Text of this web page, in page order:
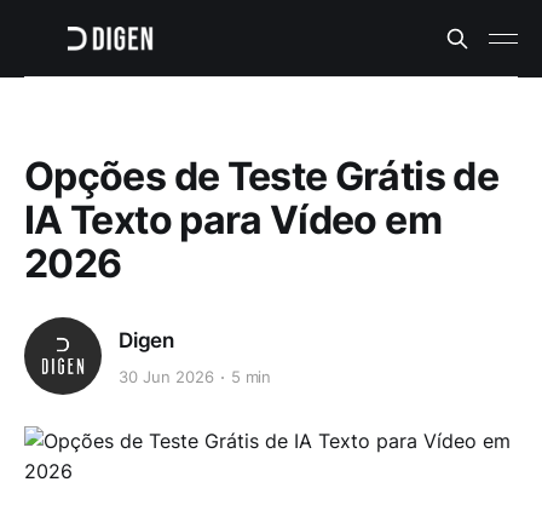
Opções de Teste Grátis de
IA Texto para Vídeo em
2026
Digen
30 Jun 2026 5 min